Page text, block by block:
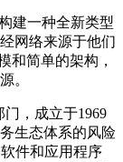
建一种全新类型
网络来源于他们
和简单的架构，
。
，成立于1969
生态体系的风险
件和应用程序